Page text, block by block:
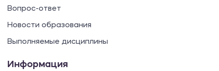
Вопрос-ответ
Новости образования
Выполняемые дисциплины
Информация